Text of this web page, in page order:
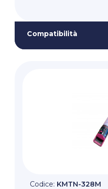
Compatibilità
Codice: KMTN-328M